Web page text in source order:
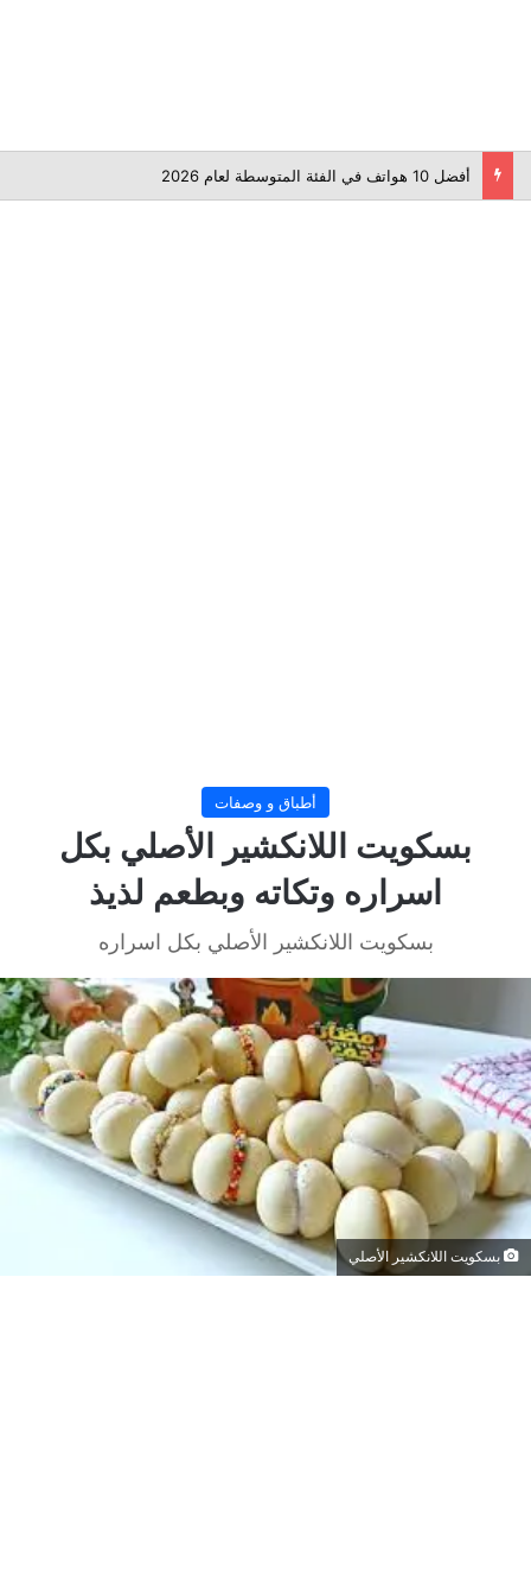
أطباق و وصفات
بسكويت اللانكشير الأصلي بكل
اسراره وتكاته وبطعم لذيذ
بسكويت اللانكشير الأصلي بكل اسراره
بسكويت اللانكشير الأصلي